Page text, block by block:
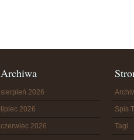
Archiwa
sierpień 2026
lipiec 2026
czerwiec 2026
Spis
Tagi